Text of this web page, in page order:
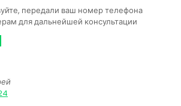
передали ваш номер телефона
для дальнейшей консультации